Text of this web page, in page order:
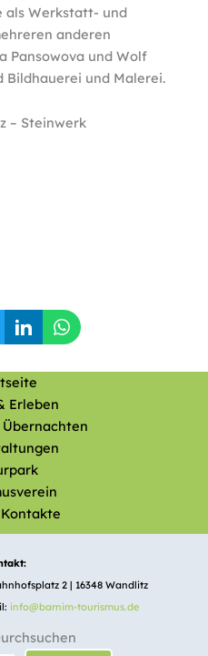
als Werkstatt- und
anderen
Pansowova und Wolf
Bildhauerei und Malerei.
– Steinwerk
Erleben
2 | 16348 Wandlitz
info@barnim-tourismus.de